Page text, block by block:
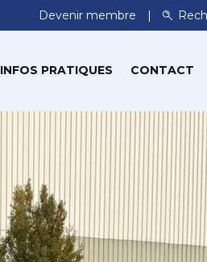
Devenir membre
INFOS PRATIQUES CONTACT